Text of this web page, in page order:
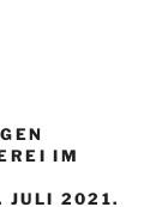
IM
JULI 2021.